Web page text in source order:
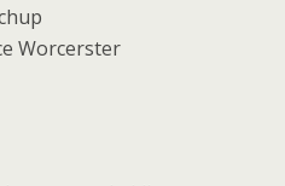
Worcerster